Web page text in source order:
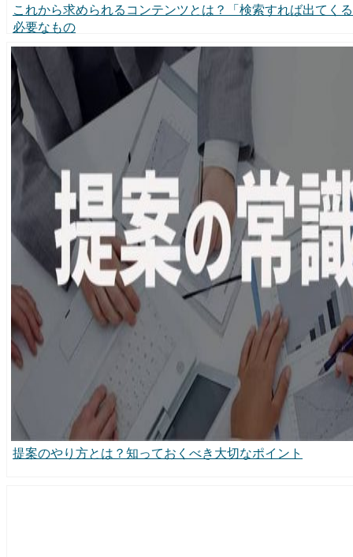
これから求められるコンテンツとは？「検索すれば出てく
必要なもの
提案のやり方とは？知っておくべき大切なポイント